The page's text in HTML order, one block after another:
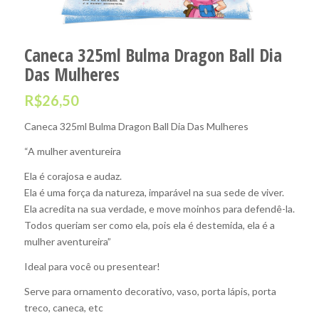
Caneca 325ml Bulma Dragon Ball Dia
Das Mulheres
R$26,50
Caneca 325ml Bulma Dragon Ball Dia Das Mulheres
“A mulher aventureira
Ela é corajosa e audaz.
Ela é uma força da natureza, imparável na sua sede de viver.
Ela acredita na sua verdade, e move moinhos para defendê-la.
Todos queriam ser como ela, pois ela é destemida, ela é a
mulher aventureira”
Ideal para você ou presentear!
Serve para ornamento decorativo, vaso, porta lápis, porta
treco, caneca, etc